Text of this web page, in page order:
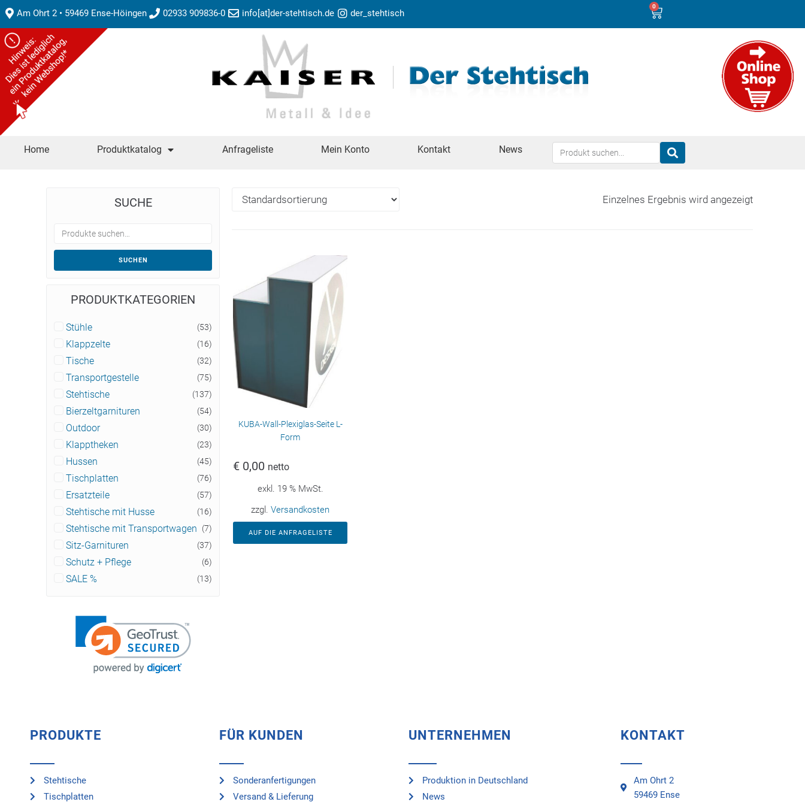
Am Ohrt 2 • 59469 Ense-Höingen 02933 909836-0 info[at]der-stehtisch.de der_stehtisch
0
Home Produktkatalog Anfrageliste Mein Konto Kontakt News
Einzelnes Ergebnis wird angezeigt
KUBA-Wall-Plexiglas-Seite L-
Form
€ 0,00 netto
exkl. 19 % MwSt.
zzgl. Versandkosten
AUF DIE ANFRAGELISTE
SUCHE
SUCHEN
PRODUKTKATEGORIEN
Stühle (53)
Klappzelte (16)
Tische (32)
Transportgestelle (75)
Stehtische (137)
Bierzeltgarnituren (54)
Outdoor (30)
Klapptheken (23)
Hussen (45)
Tischplatten (76)
Ersatzteile (57)
Stehtische mit Husse (16)
Stehtische mit Transportwagen (7)
Sitz-Garnituren (37)
Schutz + Pflege (6)
SALE % (13)
PRODUKTE
Stehtische
Tischplatten
FÜR KUNDEN
Sonderanfertigungen
Versand & Lieferung
UNTERNEHMEN
Produktion in Deutschland
News
KONTAKT
Am Ohrt 2
59469 Ense